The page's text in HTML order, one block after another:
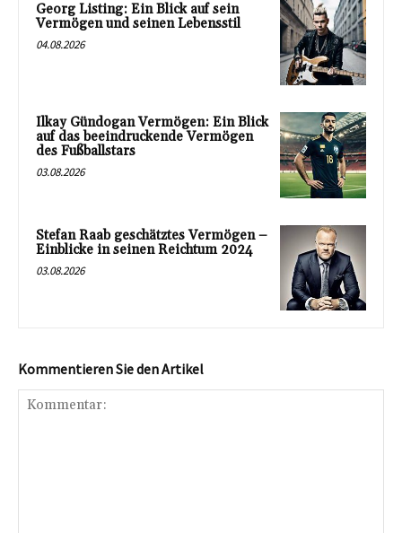
Georg Listing: Ein Blick auf sein
Vermögen und seinen Lebensstil
04.08.2026
Ilkay Gündogan Vermögen: Ein Blick
auf das beeindruckende Vermögen
des Fußballstars
03.08.2026
Stefan Raab geschätztes Vermögen –
Einblicke in seinen Reichtum 2024
03.08.2026
Kommentieren Sie den Artikel